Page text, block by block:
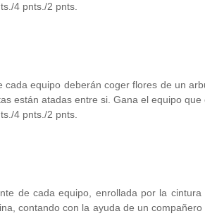
4 pnts./2 pnts.
cada equipo deberán coger flores de un
están atadas entre si. Gana el equipo
4 pnts./2 pnts.
de cada equipo, enrollada por la
contando con la ayuda de un